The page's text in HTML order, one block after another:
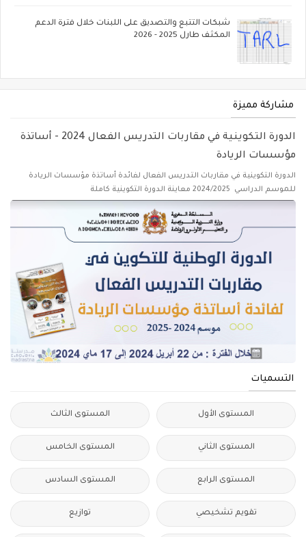
شبكات التتبع والتصديق على اللبنات خلال فترة الدعم
المكثف طارل 2025 - 2026
مشاركة مميزة
الدورة التكوينية في مقاربات التدريس الفعال 2024 - أساتذة
مؤسسات الريادة
الدورة التكوينية في مقاربات التدريس الفعال لفائدة أساتذة مؤسسات الريادة
للموسم الدراسي 2024/2025 معاينة الدورة التكوينية كاملة
التسميات
المستوى الأول المستوى الثالث
المستوى الثاني المستوى الخامس
المستوى الرابع المستوى السادس
تقويم تشخيصي توازيع